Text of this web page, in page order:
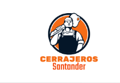
contenido